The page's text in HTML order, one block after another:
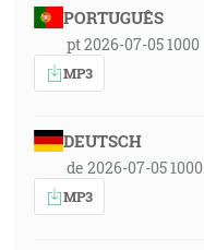
PORTUGUÊS
pt 2026-07-05 1000
MP3
DEUTSCH
de 2026-07-05 1000
MP3